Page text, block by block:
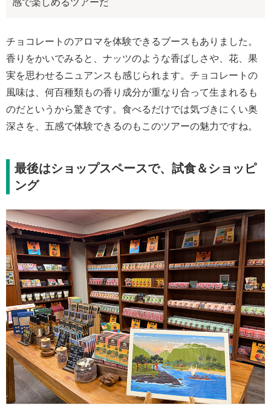
感で楽しめるツアーだ
チョコレートのアロマを体験できるブースもありました。
香りをかいでみると、ナッツのような香ばしさや、花、果
実を思わせるニュアンスも感じられます。チョコレートの
風味は、何百種類もの香り成分が重なり合って生まれるも
のだというから驚きです。食べるだけでは気づきにくい奥
深さを、五感で体験できるのもこのツアーの魅力ですね。
最後はショップスペースで、試食＆ショッピ
ング